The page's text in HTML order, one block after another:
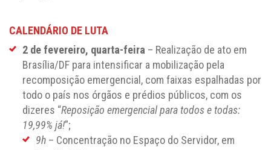
CALENDÁRIO DE LUTA
2 de fevereiro, quarta-feira – Realização de ato em
Brasília/DF para intensificar a mobilização pela
recomposição emergencial, com faixas espalhadas por
todo o país nos órgãos e prédios públicos, com os
dizeres “Reposição emergencial para todos e todas:
19,99% já!”;
9h – Concentração no Espaço do Servidor, em